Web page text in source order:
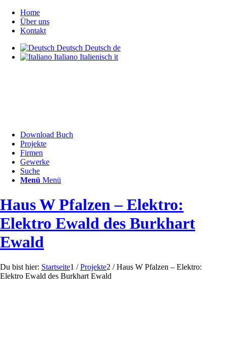
Home
Über uns
Kontakt
Deutsch Deutsch de
Italiano Italienisch it
Download Buch
Projekte
Firmen
Gewerke
Suche
Menü Menü
Haus W Pfalzen – Elektro:
Elektro Ewald des Burkhart
Ewald
Du bist hier: Startseite1 / Projekte2 / Haus W Pfalzen – Elektro:
Elektro Ewald des Burkhart Ewald